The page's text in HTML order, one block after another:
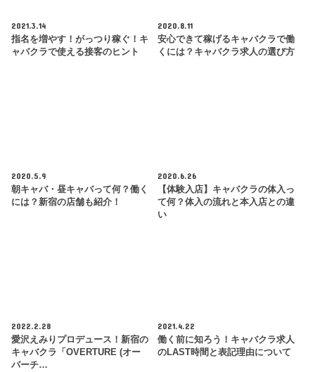
2021.3.14
指名を増やす！がっつり稼ぐ！キ
ャバクラで使える接客のヒント
2020.8.11
安心できて稼げるキャバクラで働
くには？キャバクラ求人の選び方
2020.5.9
朝キャバ・昼キャバって何？働く
には？新宿の店舗も紹介！
2020.6.26
【体験入店】キャバクラの体入っ
て何？体入の流れと本入店との違
い
2022.2.28
愛沢えみりプロデュース！新宿の
キャバクラ「OVERTURE (オー
バーチ…
2021.4.22
働く前に知ろう！キャバクラ求人
のLAST時間と表記理由について